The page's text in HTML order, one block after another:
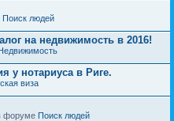
Поиск людей
на недвижимость в 2016!
у нотариуса в Риге.
виза
форуме Поиск людей